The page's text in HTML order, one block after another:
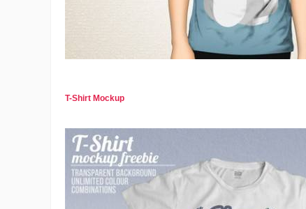
T-Shirt Mockup